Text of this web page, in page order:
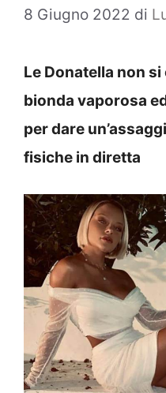
8 Giugno 2022 di
Le Donatella non
bionda vaporosa
per dare
fisiche in diretta